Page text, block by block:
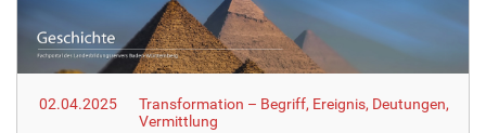
r
e
:
02.04.2025
Transformation – Begriff, Ereignis, Deutungen,
Vermittlung